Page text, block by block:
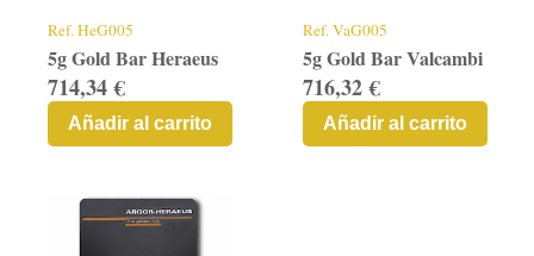
Ref.HeG005
5g Gold Bar Heraeus
714,34 €
Añadir al carrito
Ref.VaG005
5g Gold Bar Valcambi
716,32 €
Añadir al carrito